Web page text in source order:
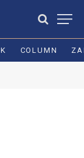
COLUMN